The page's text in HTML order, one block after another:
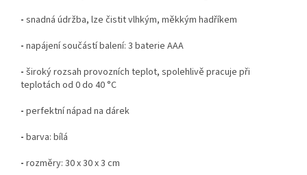
- snadná údržba, lze čistit vlhkým, měkkým hadříkem
- napájení součástí balení: 3 baterie AAA
- široký rozsah provozních teplot, spolehlivě pracuje při
teplotách od 0 do 40 °C
- perfektní nápad na dárek
- barva: bílá
- rozměry: 30 x 30 x 3 cm